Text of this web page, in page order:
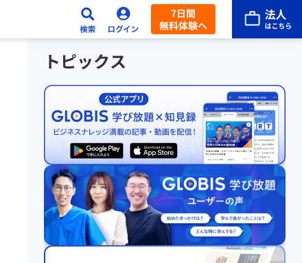
7日間
無料体験へ
トピックス